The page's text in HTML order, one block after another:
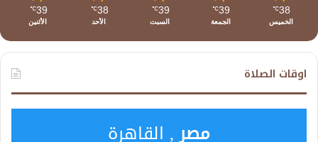
38
℃
الخميس
39
℃
الجمعة
39
℃
السبت
38
℃
الأحد
39
℃
الأثنين
اوقات الصلاة